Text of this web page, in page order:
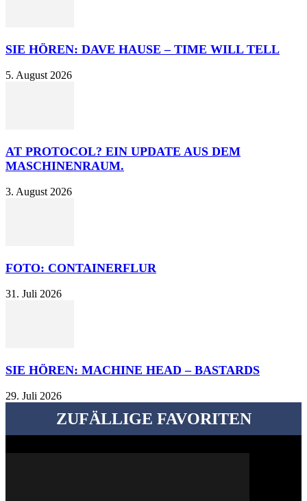
SIE HÖREN: DAVE HAUSE – TIME WILL TELL
5. August 2026
AT PROTOCOL? EIN UPDATE AUS DEM
MASCHINENRAUM.
3. August 2026
FOTO: CONTAINERFLUR
31. Juli 2026
SIE HÖREN: MACHINE HEAD – BASTARDS
29. Juli 2026
ZUFÄLLIGE FAVORITEN